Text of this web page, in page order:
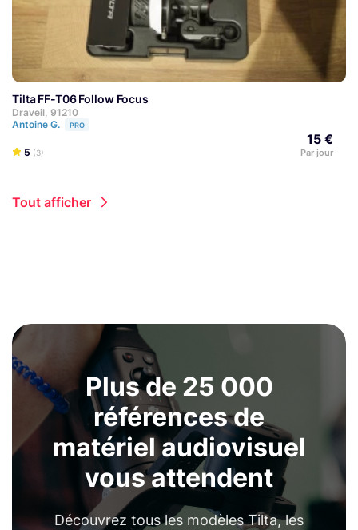
Tilta FF-T06 Follow Focus
Draveil, 91210
Antoine G.
PRO
5 (3)
15 €
Par jour
Tout afficher
Plus de 25 000
références de
matériel audiovisuel
vous attendent
Découvrez tous les modèles Tilta, les